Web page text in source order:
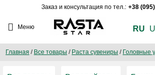
Заказ и консультация по тел.: +38
Меню RU
Главная / Все товары / Раста сувениры / Головные